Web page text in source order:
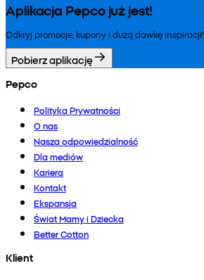
Aplikacja Pepco już jest!
Odkryj promocje, kupony i dużą dawkę inspiracji!
Pobierz aplikację
Pepco
Polityka Prywatności
O nas
Nasza odpowiedzialność
Dla mediów
Kariera
Kontakt
Ekspansja
Świat Mamy i Dziecka
Better Cotton
Klient